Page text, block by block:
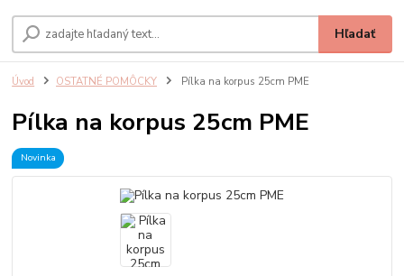
Hľadať
Úvod OSTATNÉ POMÔCKY Pílka na korpus 25cm PME
Pílka na korpus 25cm PME
Novinka